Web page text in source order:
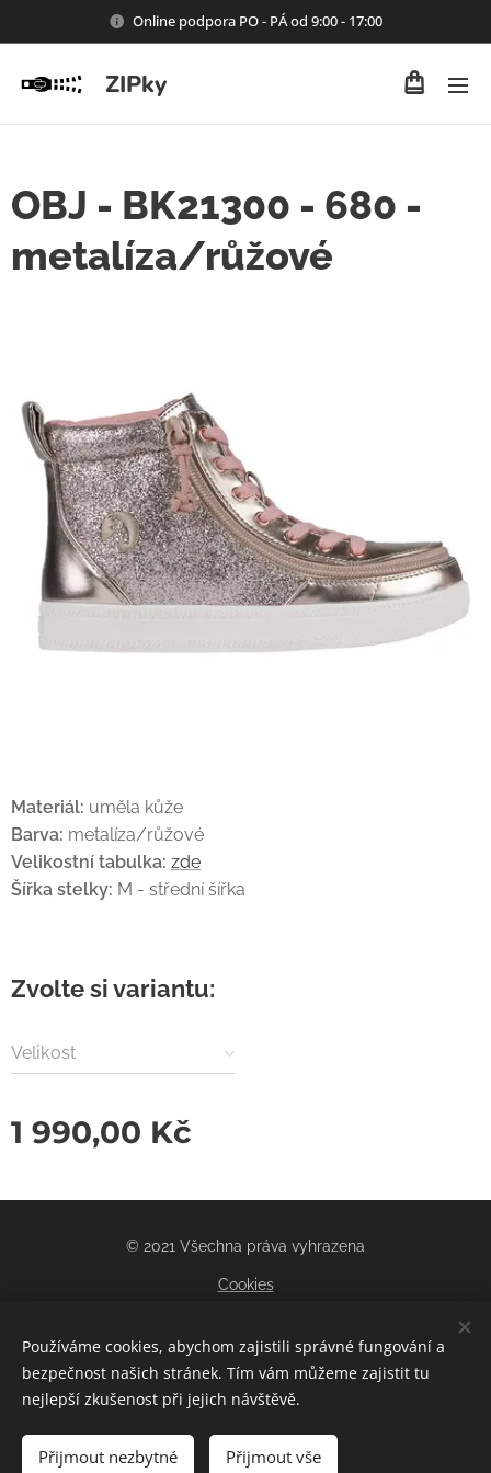
Online podpora PO - PÁ od 9:00 - 17:00
ZIPky
OBJ - BK21300 - 680 -
metalíza/růžové
Materiál: uměla kůže
Barva: metalíza/růžové
Velikostní tabulka: zde
Šířka stelky: M - střední šířka
Zvolte si variantu:
Velikost
1 990,00 Kč
Do košíku
© 2021 Všechna práva vyhrazena
Cookies
CZK Kč
EUR €
Používáme cookies, abychom zajistili správné fungování a
bezpečnost našich stránek. Tím vám můžeme zajistit tu
nejlepší zkušenost při jejich návštěvě.
Přijmout nezbytné Přijmout vše